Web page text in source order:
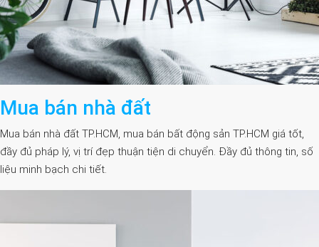
Mua bán nhà đất
Mua bán nhà đất TP.HCM, mua bán bất động sản TP.HCM giá tốt,
đầy đủ pháp lý, vị trí đẹp thuận tiện di chuyển. Đầy đủ thông tin, số
liệu minh bạch chi tiết.